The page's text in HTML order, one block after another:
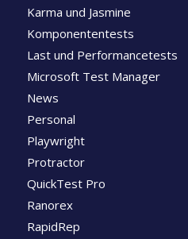
Karma und Jasmine
Komponententests
Last und Performancetests
Microsoft Test Manager
News
Personal
Playwright
Protractor
QuickTest Pro
Ranorex
RapidRep